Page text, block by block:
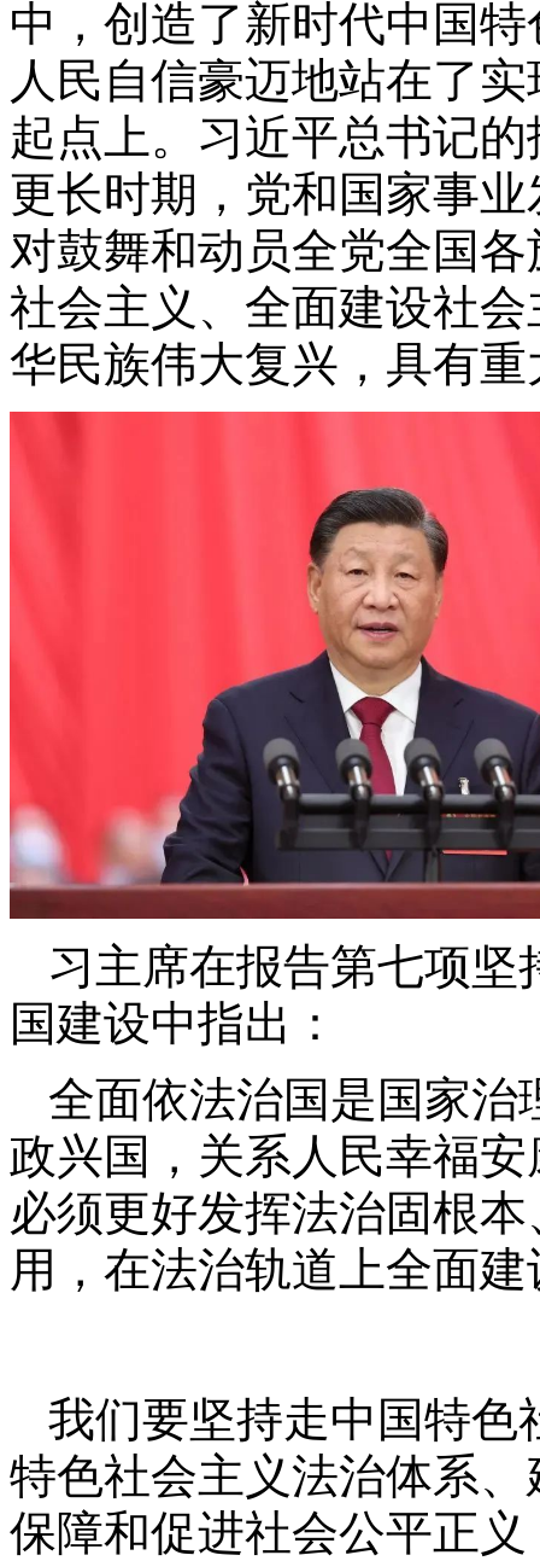
中，创造了新时代中国
人民自信豪迈地站在了
起点上。习近平总书记
更长时期，党和国家事
对鼓舞和动员全党全国
社会主义、全面建设社
华民族伟大复兴，具有
习主席在报告第七项
国建设中指出：
全面依法治国是国家治
政兴国，关系人民幸福
必须更好发挥法治固根
用，在法治轨道上全面
我们要坚持走中国特色
特色社会主义法治体系
保障和促进社会公平正